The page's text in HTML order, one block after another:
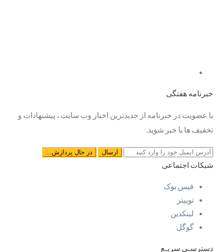
خبرنامه هفتگی
با عضویت در خبرنامه از جدیدترین اخبار وب سایت ، پیشنهادات و
تخفیف ها با خبر شوید.
شبکات اجتماعی
فیس بوک
توییتر
لینکدین
گوگل
دسترسـی سریـع